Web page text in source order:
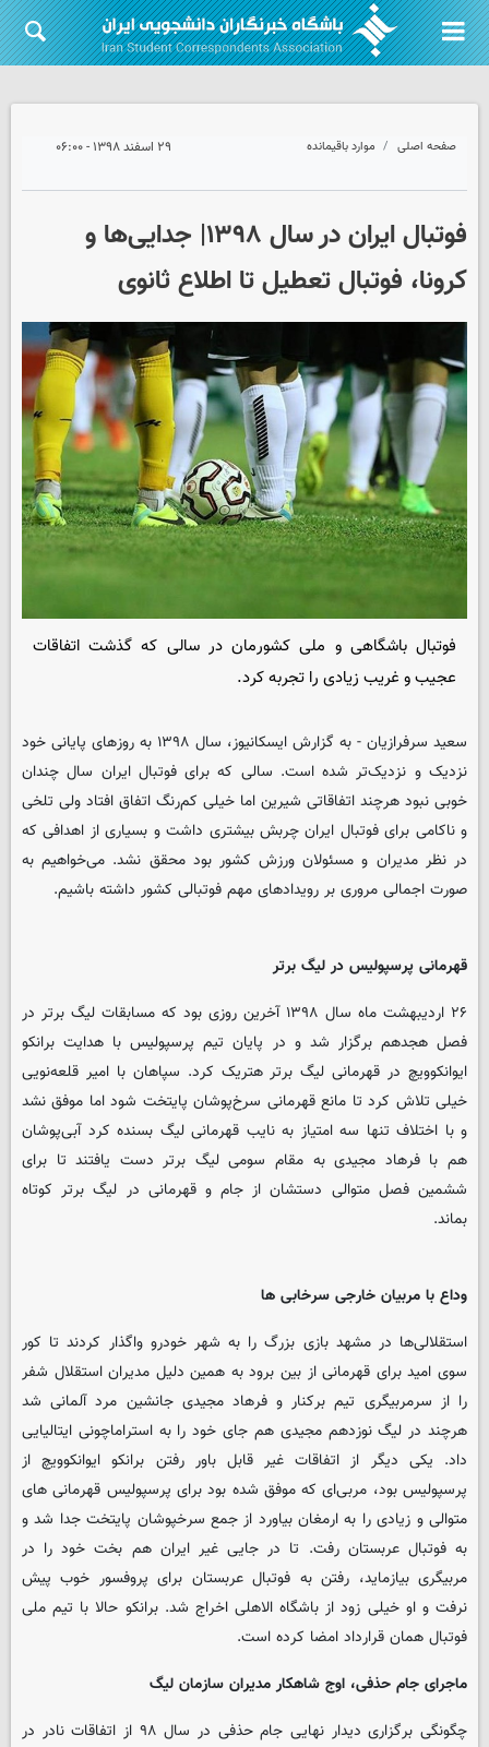
صفحه اصلی موارد باقیمانده ۲۹ اسفند ۱۳۹۸ - ۰۶:۰۰
فوتبال ایران در سال ۱۳۹۸| جدایی‌ها و
کرونا، فوتبال تعطیل تا اطلاع ثانوی
فوتبال باشگاهی و ملی کشورمان در سالی که گذشت اتفاقات
عجیب و غریب زیادی را تجربه کرد.
سعید سرفرازیان - به گزارش ایسکانیوز، سال ۱۳۹۸ به روزهای پایانی خود
نزدیک و نزدیک‌تر شده است. سالی که برای فوتبال ایران سال چندان
خوبی نبود هرچند اتفاقاتی شیرین اما خیلی کم‌رنگ اتفاق افتاد ولی تلخی
و ناکامی برای فوتبال ایران چربش بیشتری داشت و بسیاری از اهدافی که
در نظر مدیران و مسئولان ورزش کشور بود محقق نشد. می‌خواهیم به
صورت اجمالی مروری بر رویدادهای مهم فوتبالی کشور داشته باشیم.
قهرمانی پرسپولیس در لیگ برتر
۲۶ اردیبهشت ماه سال ۱۳۹۸ آخرین روزی بود که مسابقات لیگ برتر در
فصل هجدهم برگزار شد و در پایان تیم پرسپولیس با هدایت برانکو
ایوانکوویچ در قهرمانی لیگ برتر هتریک کرد. سپاهان با امیر قلعه‌نویی
خیلی تلاش کرد تا مانع قهرمانی سرخ‌پوشان پایتخت شود اما موفق نشد
و با اختلاف تنها سه امتیاز به نایب قهرمانی لیگ بسنده کرد آبی‌پوشان
هم با فرهاد مجیدی به مقام سومی لیگ برتر دست یافتند تا برای
ششمین فصل متوالی دستشان از جام و قهرمانی در لیگ برتر کوتاه
بماند.
وداع با مربیان خارجی سرخابی ها
استقلالی‌ها در مشهد بازی بزرگ را به شهر خودرو واگذار کردند تا کور
سوی امید برای قهرمانی از بین برود به همین دلیل مدیران استقلال شفر
را از سرمربیگری تیم برکنار و فرهاد مجیدی جانشین مرد آلمانی شد
هرچند در لیگ نوزدهم مجیدی هم جای خود را به استراماچونی ایتالیایی
داد. یکی دیگر از اتفاقات غیر قابل باور رفتن برانکو ایوانکوویچ از
پرسپولیس بود، مربی‌ای که موفق شده بود برای پرسپولیس قهرمانی های
متوالی و زیادی را به ارمغان بیاورد از جمع سرخپوشان پایتخت جدا شد و
به فوتبال عربستان رفت. تا در جایی غیر ایران هم بخت خود را در
مربیگری بیازماید، رفتن به فوتبال عربستان برای پروفسور خوب پیش
نرفت و او خیلی زود از باشگاه الاهلی اخراج شد. برانکو حالا با تیم ملی
فوتبال همان قرارداد امضا کرده است.
ماجرای جام حذفی، اوج شاهکار مدیران سازمان لیگ
چگونگی برگزاری دیدار نهایی جام حذفی در سال ۹۸ از اتفاقات نادر در